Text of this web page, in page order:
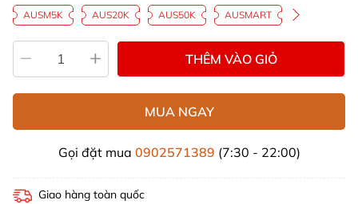
AUSM5K AUS20K AUS50K AUSMART
THÊM VÀO GIỎ
MUA NGAY
Gọi đặt mua 0902571389 (7:30 - 22:00)
Giao hàng toàn quốc